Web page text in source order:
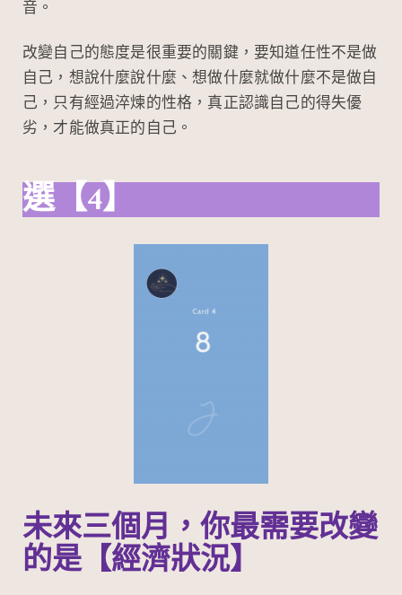
音。
改變自己的態度是很重要的關鍵，要知道任性不是做
自己，想說什麼說什麼、想做什麼就做什麼不是做自
己，只有經過淬煉的性格，真正認識自己的得失優
劣，才能做真正的自己。
選【4】
未來三個月，你最需要改變
的是【經濟狀況】